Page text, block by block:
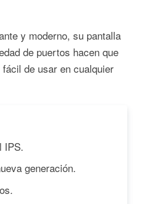
y moderno, su pantalla
de puertos hacen que
de usar en cualquier
IPS.
generación.